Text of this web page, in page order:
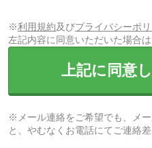
※利用規約及びプライバシーポ
左記内容に同意いただいた場合
上記に同意
※メール連絡をご希望でも、メ
と、やむなくお電話にてご連絡